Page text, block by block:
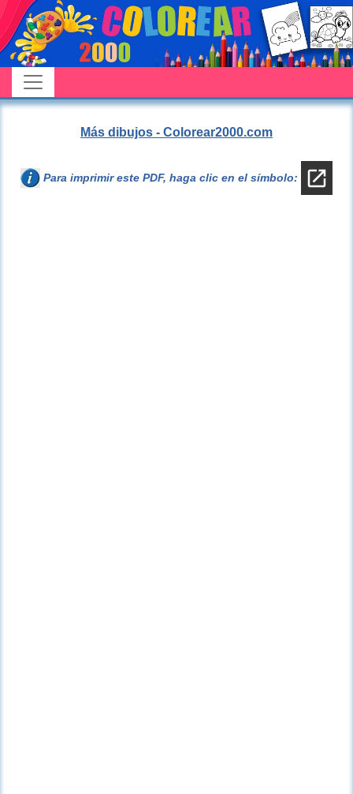
Más dibujos - Colorear2000.com
Para imprimir este PDF, haga clic en el símbolo: